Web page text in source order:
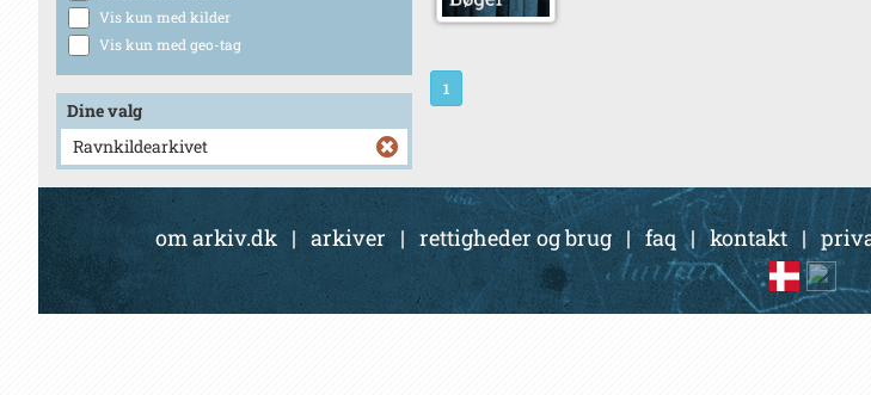
Vis kun med kilder
Vis kun med geo-tag
Dine valg
Ravnkildearkivet
1
om arkiv.dk | arkiver| rettigheder og brug|faq |kontakt|